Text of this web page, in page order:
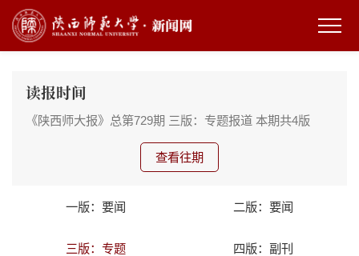
读报时间
《陕西师大报》总第729期 三版：专题报道 本期共4版
查看往期
一版：要闻 二版：要闻
三版：专题 四版：副刊